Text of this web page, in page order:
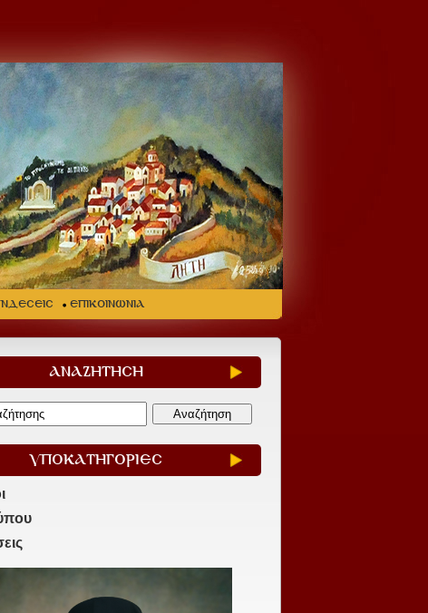
ΕΠΙΚΟΙΝΩΝΙΑ
ΑΝΑΖΗΤΗΣΗ
ΥΠΟΚΑΤΗΓΟΡΙΕΣ